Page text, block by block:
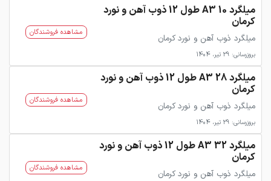
میلگرد 10 A3 طول 12 ذوب آهن و نورد
کرمان
میلگرد ذوب آهن و نورد کرمان
بروزرسانی: 29 تیر، 1404
مشاهده فروشندگان
میلگرد 28 A3 طول 12 ذوب آهن و نورد
کرمان
میلگرد ذوب آهن و نورد کرمان
بروزرسانی: 29 تیر، 1404
مشاهده فروشندگان
میلگرد 32 A3 طول 12 ذوب آهن و نورد
کرمان
میلگرد ذوب آهن و نورد کرمان مشاهده فروشندگان